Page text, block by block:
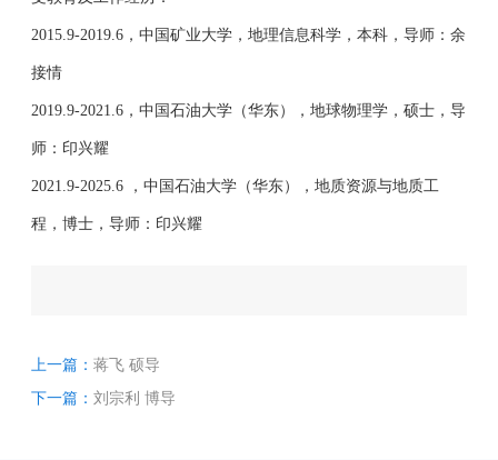
2015.9-2019.6，中国矿业大学，地理信息科学，本科，导师：余
接情
2019.9-2021.6，中国石油大学（华东），地球物理学，硕士，导
师：印兴耀
2021.9-2025.6 ，中国石油大学（华东），地质资源与地质工
程，博士，导师：印兴耀
上一篇：蒋飞 硕导
下一篇：刘宗利 博导